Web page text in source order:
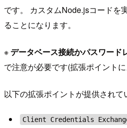
です。 カスタムNode.jsコードを
ることになります。
※データベース接続かパスワード
で注意が必要です(拡張ポイントに
以下の拡張ポイントが提供されて
Client Credentials